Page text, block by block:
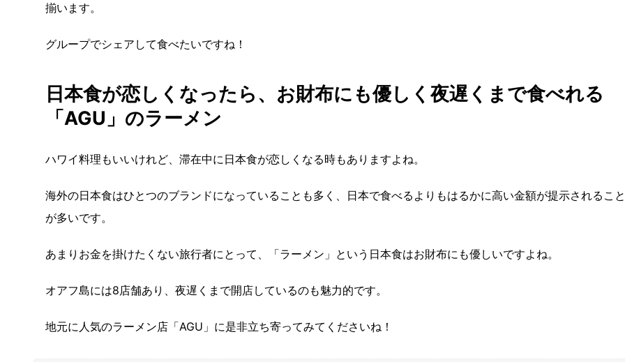
揃います。
グループでシェアして食べたいですね！
日本食が恋しくなったら、お財布にも優しく夜遅くまで食べれる
「AGU」のラーメン
ハワイ料理もいいけれど、滞在中に日本食が恋しくなる時もありますよね。
海外の日本食はひとつのブランドになっていることも多く、日本で食べるよりもはるかに高い金額が提示されること
が多いです。
あまりお金を掛けたくない旅行者にとって、「ラーメン」という日本食はお財布にも優しいですよね。
オアフ島には8店舗あり、夜遅くまで開店しているのも魅力的です。
地元に人気のラーメン店「AGU」に是非立ち寄ってみてくださいね！